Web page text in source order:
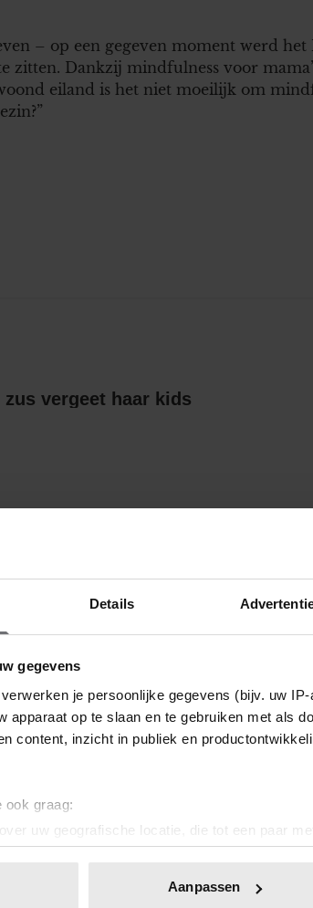
Details
gegevens
verwerken je persoonlijke gegevens (bijv. uw
apparaat op te slaan en te gebruiken met als
content, inzicht in publiek en
ook graag:
uw geografische locatie, die tot een paar
door het actief te scannen op specifieke
wijzigen of intrekken in de Cookieverklaring.
Aanpassen
– op een gegeven moment werd het
zitten. Dankzij mindfulness voor
eiland is het niet moeilijk om
Britts gescheiden zus vergeet haar kids
over haar hartklachten
velden zijn gemarkeerd met